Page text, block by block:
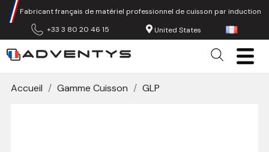
Fabricant français de matériel professionnel de cuisson par induction
+33 3 80 20 46 15
United States
Accueil Gamme Cuisson GLP